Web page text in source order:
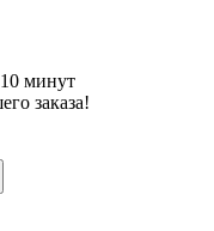
минут
заказа!